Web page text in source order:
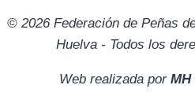
© 2026 Federación de Peñas
Huelva - Todos los
Web realizada por MH